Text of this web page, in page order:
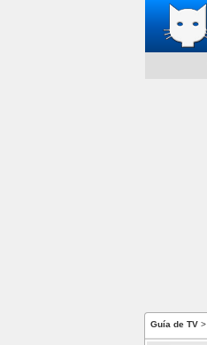
Guía de TV >